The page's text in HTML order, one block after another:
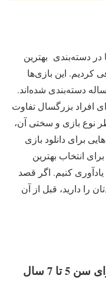
بازی‌ها در دسته‌بندی بهترین
کردیم. این بازی‌ها
براساس رده‌های سنی مختلف از 2 تا 9 ساله دسته‌بندی شده‌اند.
افراد بزرگسال تفاوت
نوع بازی و سختی آن،
برای دانلود بازی
انتخاب بهترین
کنیم. اگر قصد
را دارید، قبل از آن
بهترین بازی کامپیوتری کودکانه برای سن 5 تا 7 سال